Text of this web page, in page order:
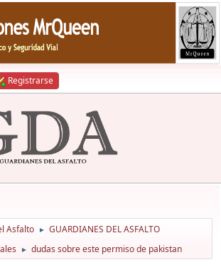
Registrarse
Asfalto ► GUARDIANES DEL ASFALTO
► dudas sobre este permiso de pakistan